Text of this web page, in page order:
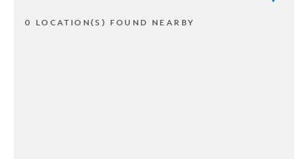
0 LOCATION(S) FOUND NEARBY